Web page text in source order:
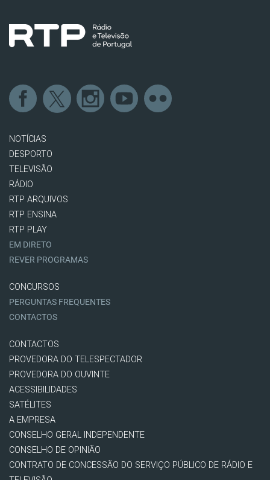
NOTÍCIAS
DESPORTO
TELEVISÃO
RÁDIO
RTP ARQUIVOS
RTP ENSINA
RTP PLAY
EM DIRETO
REVER PROGRAMAS
CONCURSOS
PERGUNTAS FREQUENTES
CONTACTOS
CONTACTOS
PROVEDORA DO TELESPECTADOR
PROVEDORA DO OUVINTE
ACESSIBILIDADES
SATÉLITES
A EMPRESA
CONSELHO GERAL INDEPENDENTE
CONSELHO DE OPINIÃO
CONTRATO DE CONCESSÃO DO SERVIÇO PÚBLICO DE RÁDIO E